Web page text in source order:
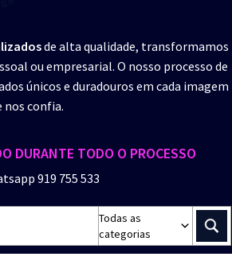
de alta qualidade, transformamos
ou empresarial. O nosso processo de
únicos e duradouros em cada imagem
nos confia.
DURANTE TODO O PROCESSO
919 755 533
Todas as
categorias